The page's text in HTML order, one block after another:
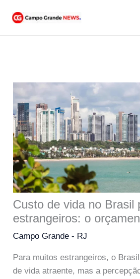
para
Custo de vida no Brasil
estrangeiros: o
Campo Grande - RJ
Para muitos estrangeiros, o
de vida atraente, mas a